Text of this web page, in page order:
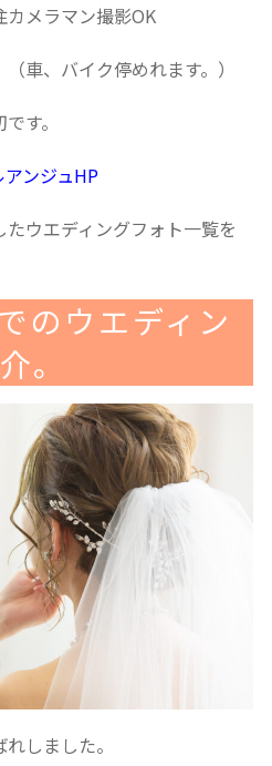
メラマン撮影OK
車、バイク停めれます。）
す。
アンジュHP
ウエディングフォト一覧を
のウエディン
。
しました。